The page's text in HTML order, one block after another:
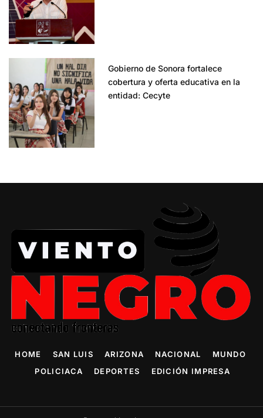
Gobierno de Sonora fortalece
cobertura y oferta educativa en la
entidad: Cecyte
HOME SAN LUIS ARIZONA NACIONAL
MUNDO
POLICIACA
DEPORTES EDICIÓN IMPRESA